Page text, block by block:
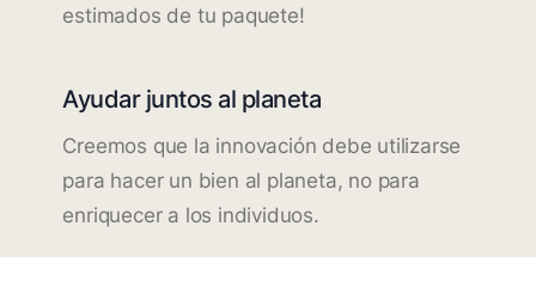
estimados de tu paquete!
Ayudar juntos al planeta
Creemos que la innovación debe utilizarse
para hacer un bien al planeta, no para
enriquecer a los individuos.